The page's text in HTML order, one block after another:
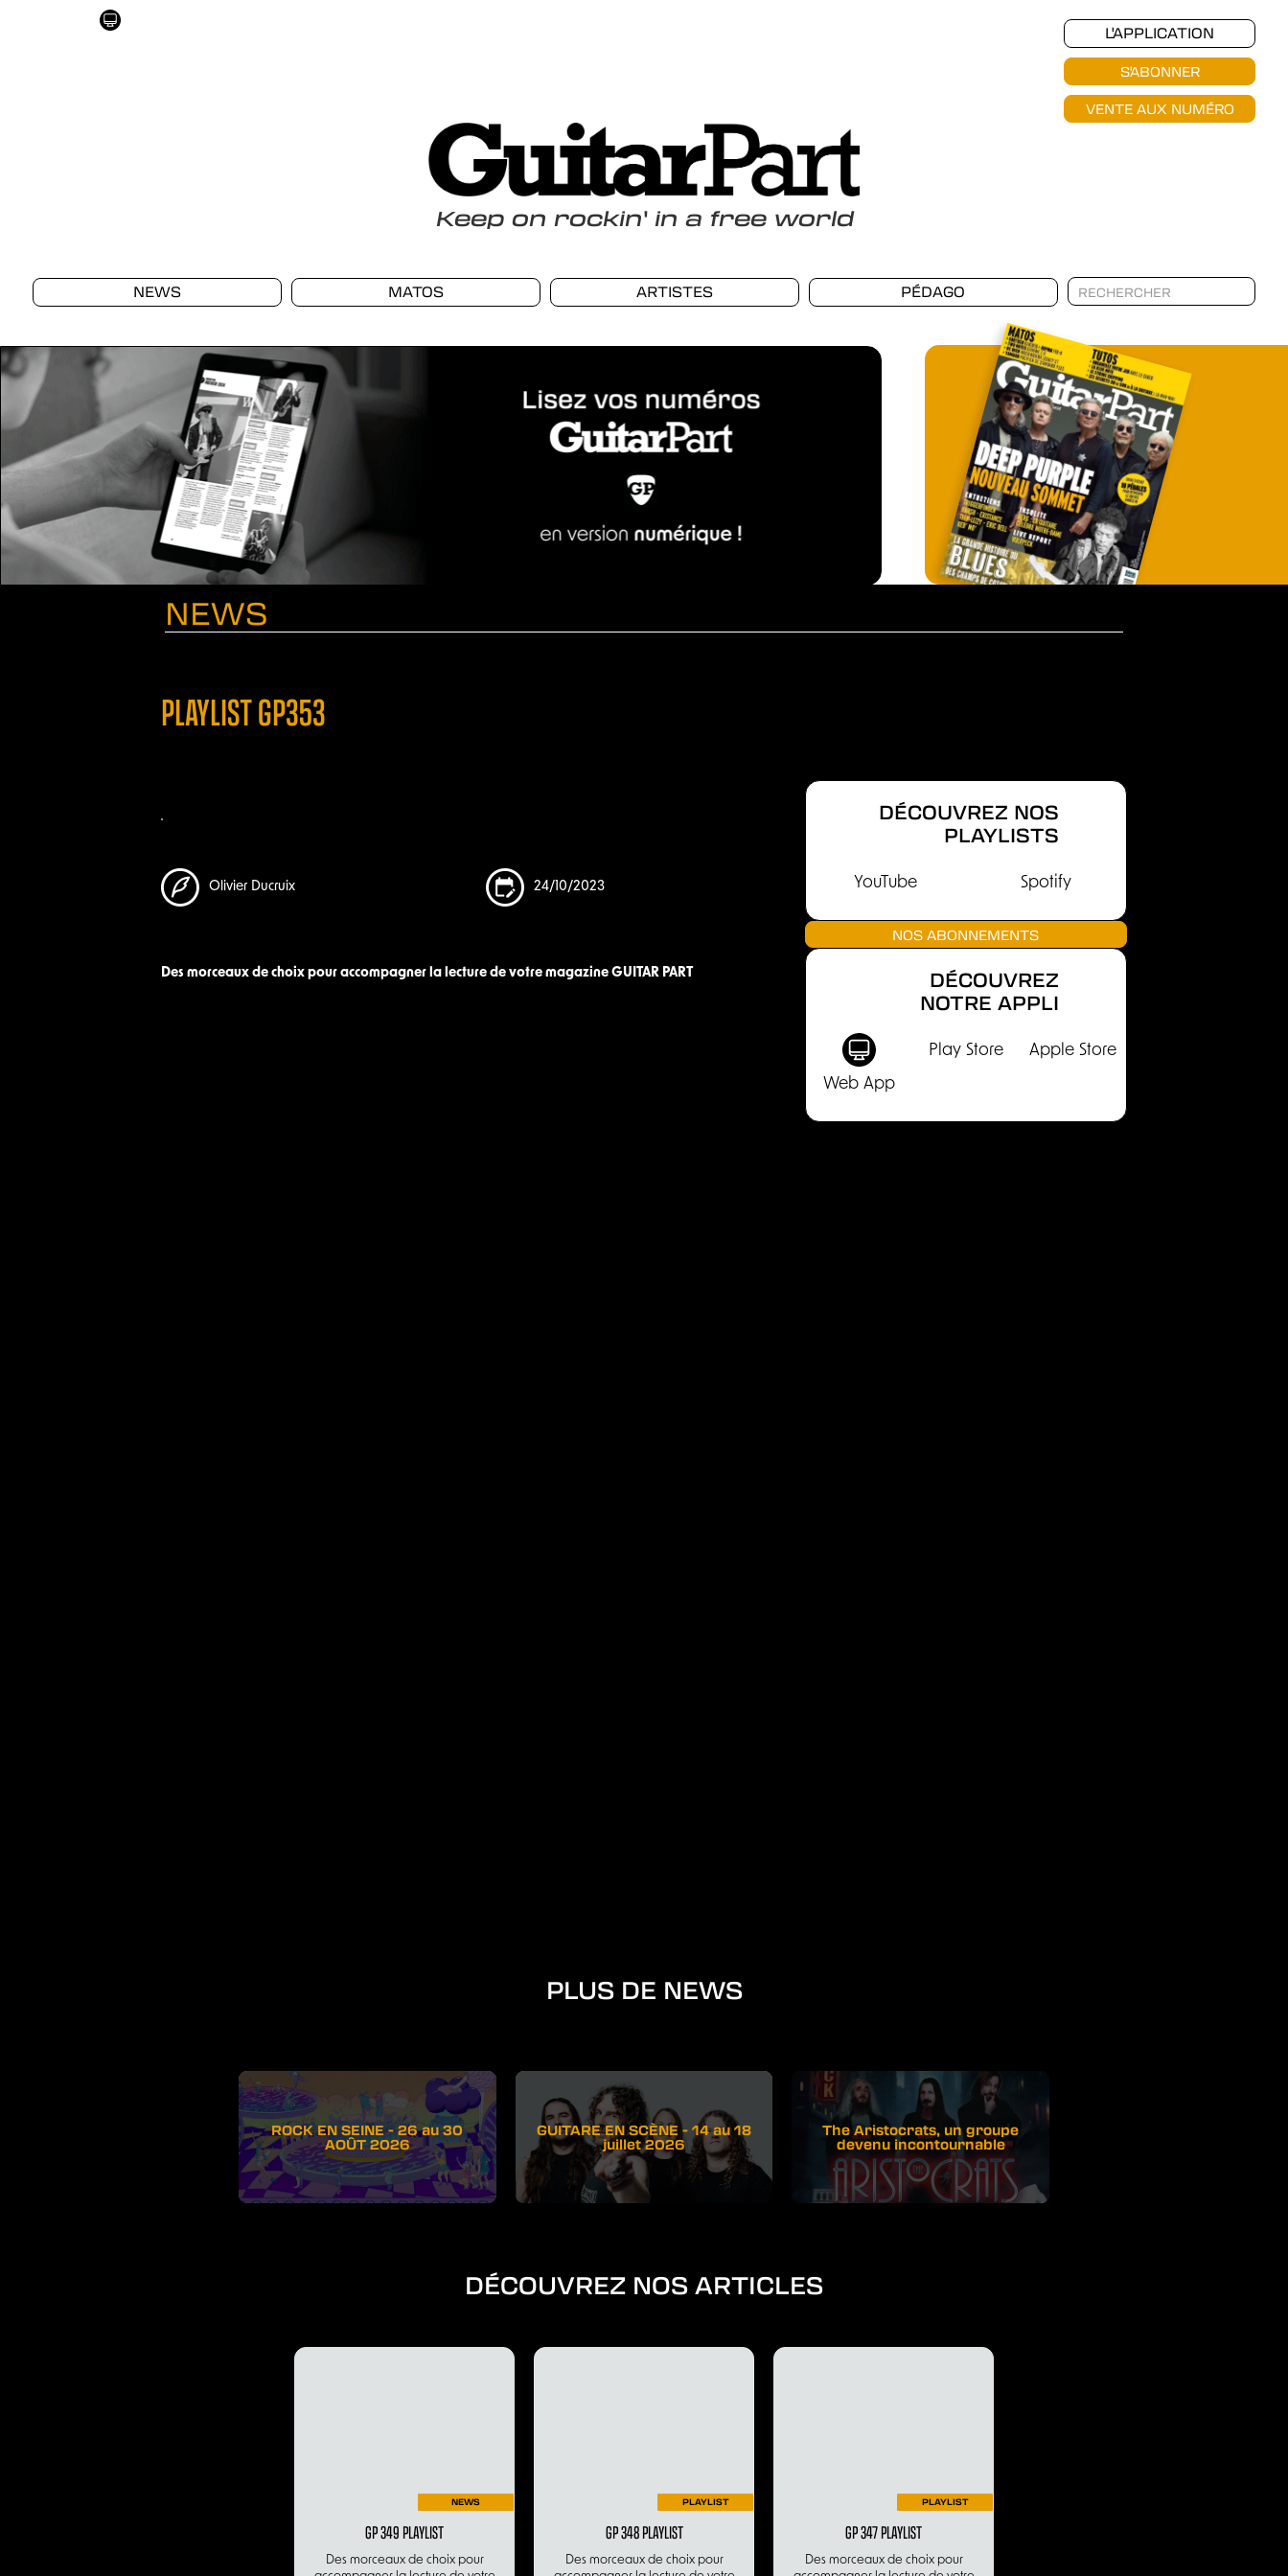
L'APPLICATION
S'ABONNER
VENTE AUX NUMÉRO
Keepon rockin' in a free world
NEWS MATOS ARTISTES PÉDAGO
NEWS
PLAYLIST GP353
Olivier Ducruix 24/10/2023
Des morceaux de choix pour accompagner la lecture de votre magazine GUITAR PART
DÉCOUVREZ NOS
PLAYLISTS
YouTube Spotify
NOS ABONNEMENTS
DÉCOUVREZ
NOTRE APPLI
Web App
Play Store Apple Store
PLUS DE NEWS
ROCK EN SEINE - 26 au 30
AOÛT 2026
GUITARE EN SCÈNE - 14 au 18
juillet 2026
The Aristocrats, un groupe
devenu incontournable
DÉCOUVREZ NOS ARTICLES
NEWS
GP 349 PLAYLIST
Des morceaux de choix pour
PLAYLIST
GP 348 PLAYLIST
Des morceaux de choix pour
PLAYLIST
GP 347 PLAYLIST
Des morceaux de choix pour